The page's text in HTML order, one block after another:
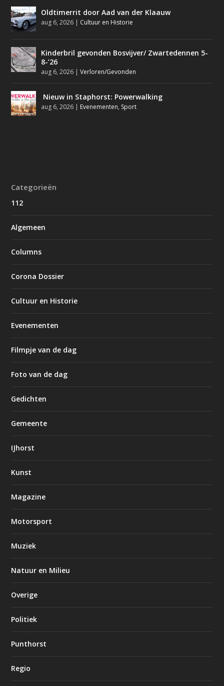
Oldtimerrit door Aad van der Klaauw
aug 6, 2026 | Cultuur en Historie
Kinderbril gevonden Bosvijver/ Zwartedennen 5-
8-’26
aug 6, 2026 |Verloren/Gevonden
Nieuw in Staphorst: Powerwalking
aug 6, 2026 | Evenementen, Sport
Categorieën
112
Algemeen
Columns
Corona Dossier
Cultuur en Historie
Evenementen
Filmpje van de dag
Foto van de dag
Gedichten
Gemeente
IJhorst
Kunst
Magazine
Motorsport
Muziek
Natuur en Milieu
Overige
Politiek
Punthorst
Regio